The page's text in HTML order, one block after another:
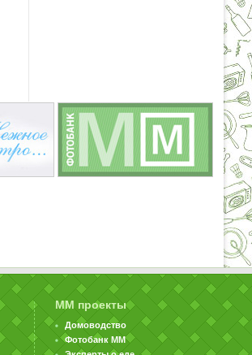
ММ проекты
Домоводство
Фотобанк ММ